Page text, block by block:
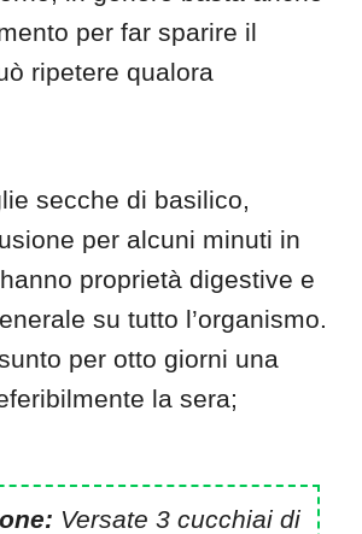
per far sparire il
ripetere qualora
secche di basilico,
per alcuni minuti in
proprietà digestive e
su tutto l’organismo.
per otto giorni una
la sera;
Versate 3 cucchiai di